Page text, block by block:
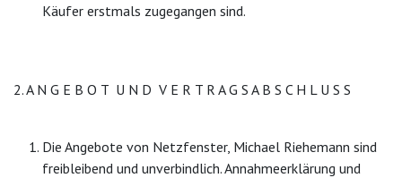
Käufer erstmals zugegangen sind.
2. A N G E B O T U N D V E R T R A G S A B S C H L U S S
Die Angebote von Netzfenster, Michael Riehemann sind
freibleibend und unverbindlich. Annahmeerklärung und